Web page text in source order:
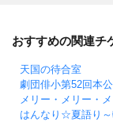
おすすめの関連チ
天国の待合室
劇団俳小第52回本
メリー・メリー・
はんなり☆夏語り～